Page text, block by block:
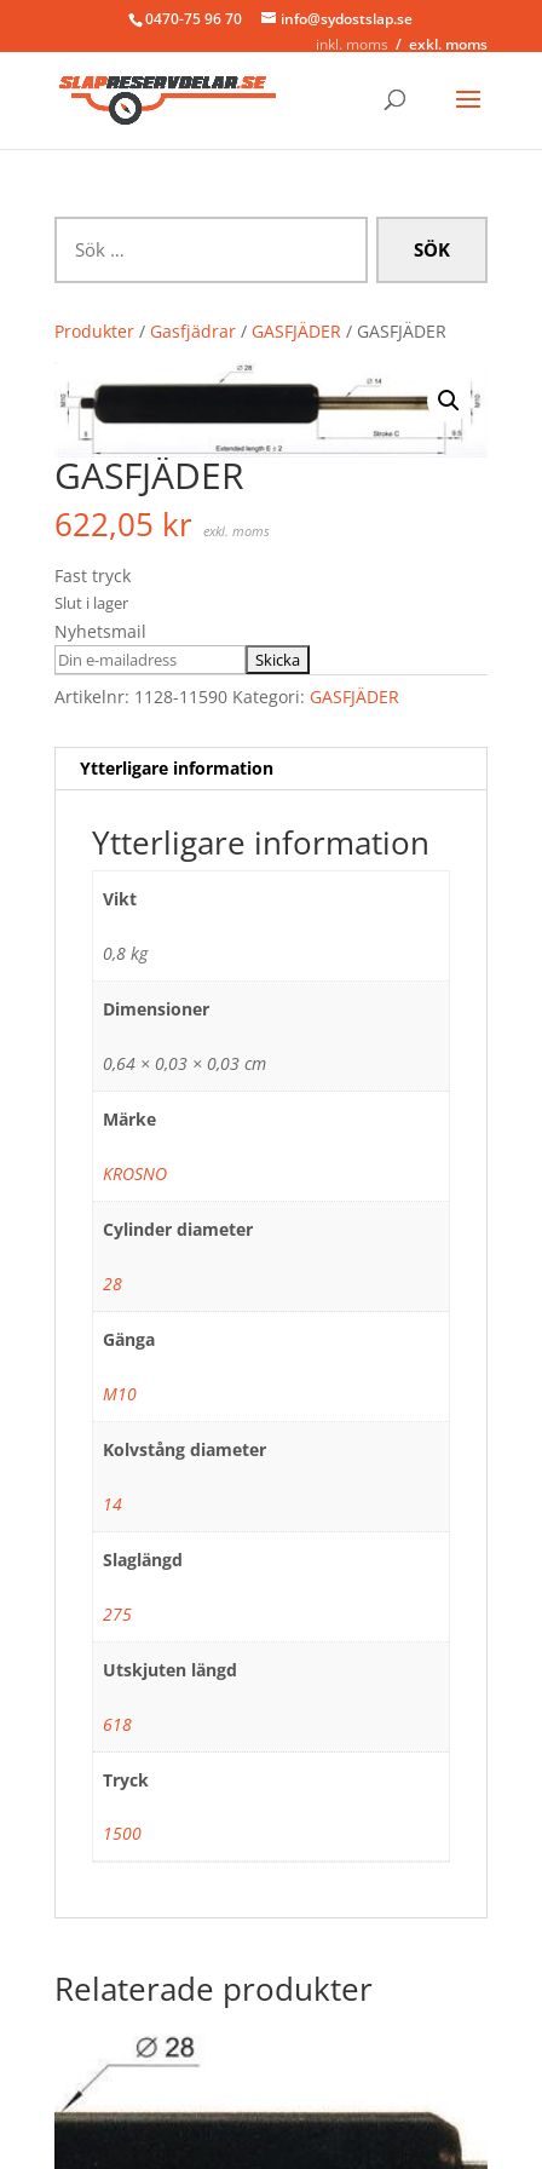
0470-75 96 70
info@sydostslap.se
inkl. moms
exkl. moms
efter:
Produkter/ Gasfjädrar/ GASFJÄDER/ GASFJÄDER
GASFJÄDER
622,05 kr exkl. moms
Fast tryck
Slut i lager
Nyhetsmail
Artikelnr: 1128-11590 Kategori: GASFJÄDER
Ytterligare information
Ytterligare information
Vikt
0,8 kg
Dimensioner
0,64 × 0,03 × 0,03 cm
Märke
KROSNO
Cylinder diameter
28
Gänga
M10
Kolvstång diameter
14
Slaglängd
275
Utskjuten längd
618
Tryck
1500
Relaterade produkter